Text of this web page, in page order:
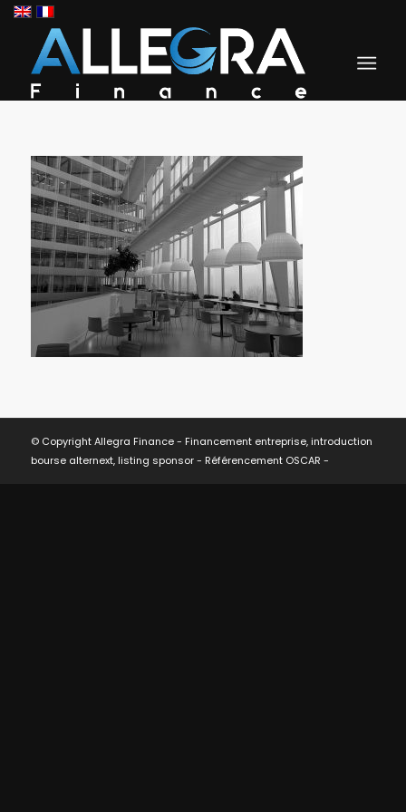
© Copyright Allegra Finance - Financement entreprise, introduction
bourse alternext, listing sponsor - Référencement OSCAR -